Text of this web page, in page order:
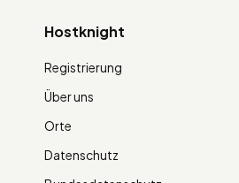
Hostknight
Registrierung
Über uns
Orte
Datenschutz